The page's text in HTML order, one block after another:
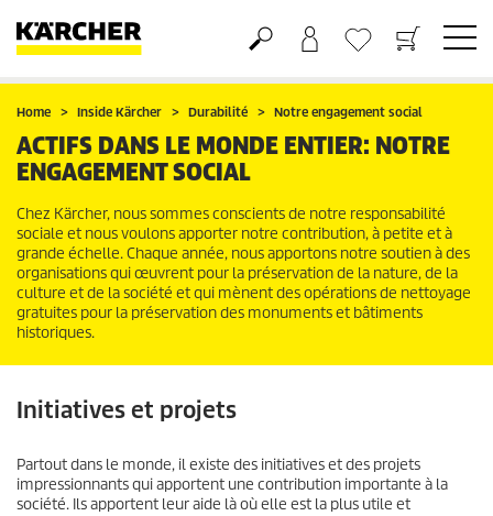
Panier
Liste d'envies
Home Inside Kärcher Durabilité Notre engagement social
ACTIFS DANS LE MONDE ENTIER: NOTRE
ENGAGEMENT SOCIAL
Chez Kärcher, nous sommes conscients de notre responsabilité
sociale et nous voulons apporter notre contribution, à petite et à
grande échelle. Chaque année, nous apportons notre soutien à des
organisations qui œuvrent pour la préservation de la nature, de la
culture et de la société et qui mènent des opérations de nettoyage
gratuites pour la préservation des monuments et bâtiments
historiques.
Initiatives et projets
Partout dans le monde, il existe des initiatives et des projets
impressionnants qui apportent une contribution importante à la
société. Ils apportent leur aide là où elle est la plus utile et